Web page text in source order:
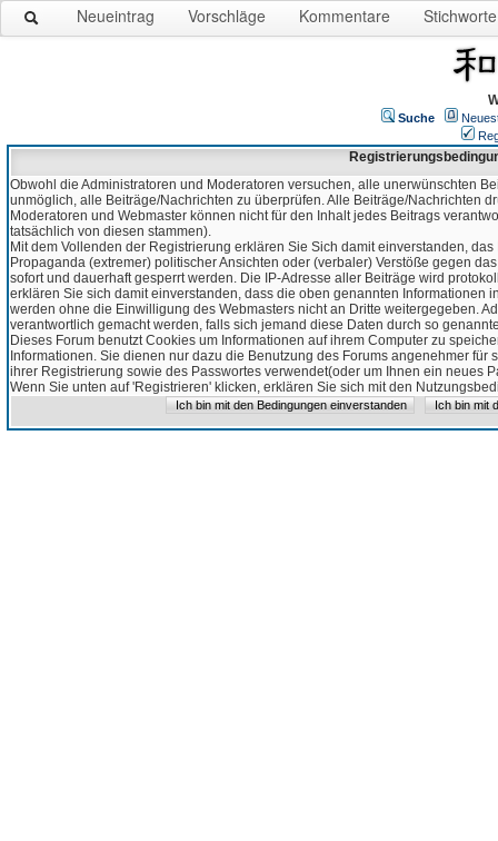
Neueintrag Vorschläge Kommentare Stichworte
Suche
Obwohl die Administratoren und Moderatoren versuchen, alle unerwünschten
unmöglich, alle Beiträge/Nachrichten zu überprüfen. Alle Beiträge/Nachrichten
Moderatoren und Webmaster können nicht für den Inhalt jedes Beitrags
tatsächlich von diesen stammen).
Mit dem Vollenden der Registrierung erklären Sie Sich damit einverstanden,
Propaganda (extremer) politischer Ansichten oder (verbaler) Verstöße gegen
sofort und dauerhaft gesperrt werden. Die IP-Adresse aller Beiträge wird
erklären Sie sich damit einverstanden, dass die oben genannten Informationen
werden ohne die Einwilligung des Webmasters nicht an Dritte weitergegeben.
verantwortlich gemacht werden, falls sich jemand diese Daten durch so
Dieses Forum benutzt Cookies um Informationen auf ihrem Computer zu
Informationen. Sie dienen nur dazu die Benutzung des Forums angenehmer
ihrer Registrierung sowie des Passwortes verwendet(oder um Ihnen ein neues
Wenn Sie unten auf 'Registrieren' klicken, erklären Sie sich mit den